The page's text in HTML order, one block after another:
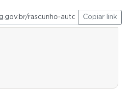
Copiar link